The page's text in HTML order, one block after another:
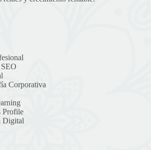
Corporativa
Profile
Digital